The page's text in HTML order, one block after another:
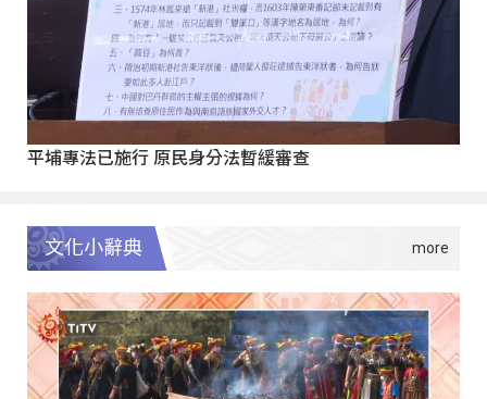
平埔專法已施行 原民身分法暫緩審查
文化小辭典